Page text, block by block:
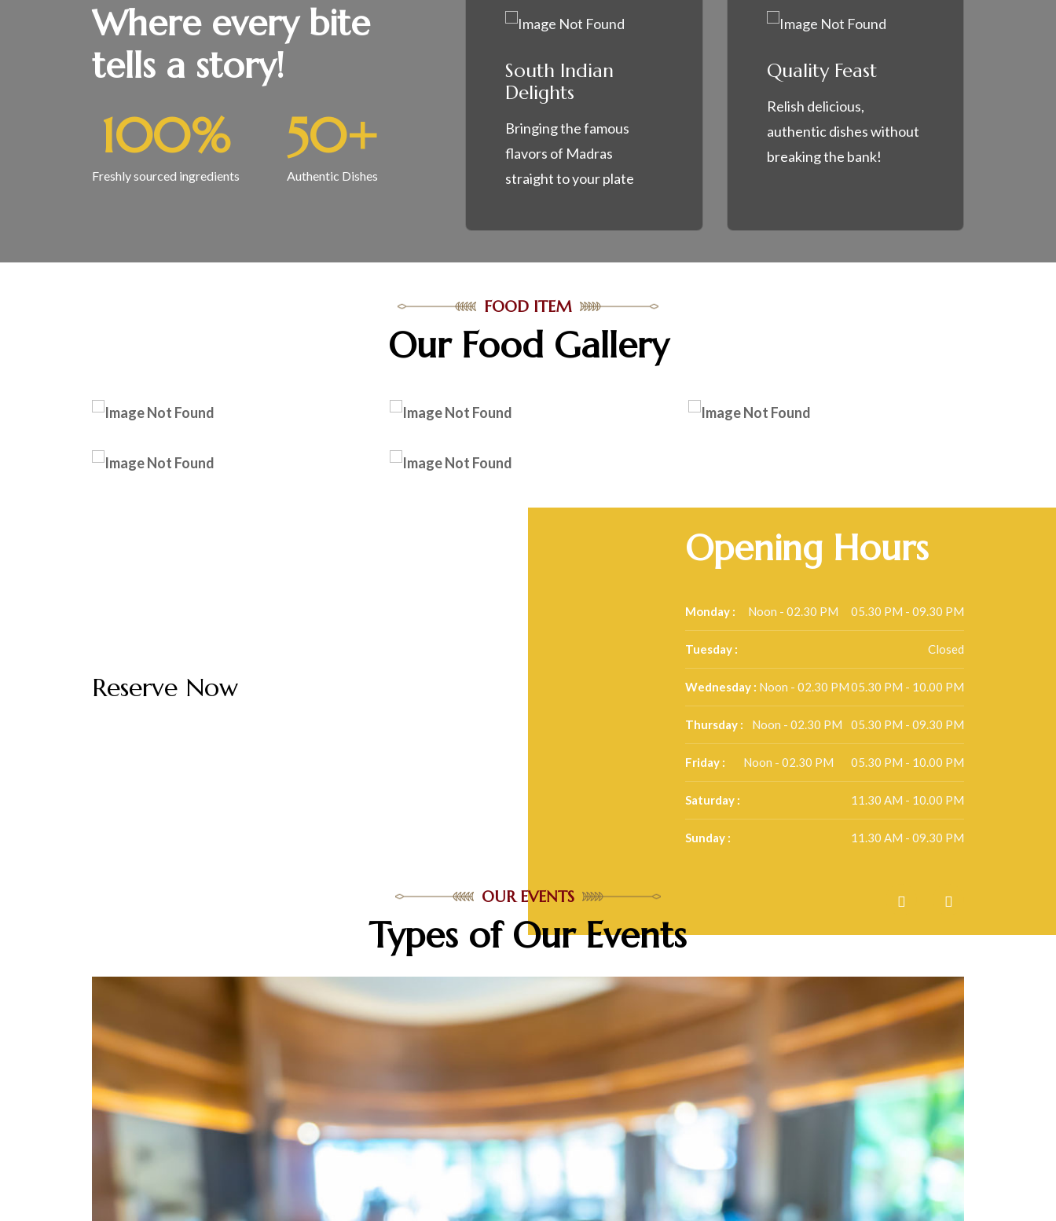
Where every bite
tells a story!
100%
Freshly sourced ingredients
50+
Authentic Dishes
South Indian
Delights
Bringing the famous
flavors of Madras
straight to your plate
Quality Feast
Relish delicious,
authentic dishes without
breaking the bank!
FOOD ITEM
Our Food Gallery
Reserve Now
Opening Hours
Monday : Noon - 02.30 PM 05.30 PM - 09.30 PM
Tuesday : Closed
Wednesday : Noon - 02.30 PM05.30 PM - 10.00 PM
Thursday : Noon - 02.30 PM 05.30 PM - 09.30 PM
Friday : Noon - 02.30 PM 05.30 PM - 10.00 PM
Saturday : 11.30 AM - 10.00 PM
Sunday : 11.30 AM - 09.30 PM
OUR EVENTS
Types of Our Events